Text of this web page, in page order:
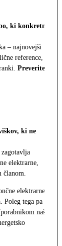
ki konkretno
– najnovejši
reference,
Preverite
ki ne
elektrarne,
članom.
elektrarne,
Poleg tega pa
naša